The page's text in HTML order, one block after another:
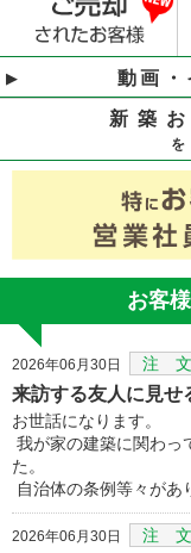
動画・
新築
お客
2026年06月30日 注 文
来訪する友人に見せ
お世話になります。
我が家の建築に関わっ
た。
自治体の条例等々があ
2026年06月30日 注 文